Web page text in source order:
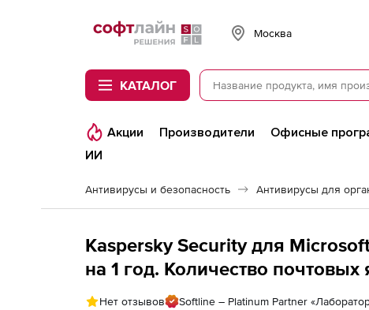
Softline
Москва
КАТАЛОГ
Акции Производители Офисные
ИИ
Антивирусы и безопасность Антивирусы для
Kaspersky Security для
на 1 год. Количество
Нет отзывов
Softline – Platinum Partner